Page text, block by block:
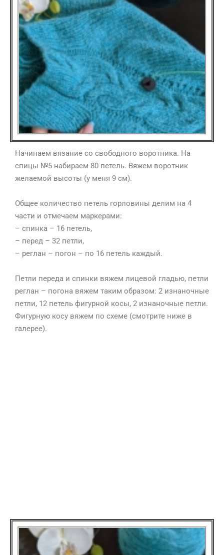
Начинаем вязание со свободного воротника. На
спицы №5 набираем 80 петель. Вяжем воротник
желаемой высоты (у меня 9 см).
Общее количество петель горловины делим на 4
части и отмечаем маркерами:
– спинка – 16 петель,
– перед – 32 петли,
– реглан – погон – по 16 петель каждый.
Петли переда и спинки вяжем лицевой гладью, петли
реглан – погона вяжем таким образом: 2 изнаночные
петли, 12 петель фигурной косы, 2 изнаночные петли.
Фигурную косу вяжем по схеме (смотрите ниже в
галерее).